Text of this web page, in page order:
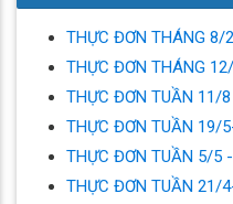
THỰC ĐƠN THÁNG 8/
THỰC ĐƠN THÁNG
THỰC ĐƠN TUẦN 11/
THỰC ĐƠN TUẦN 19/
THỰC ĐƠN TUẦN 5/5
THỰC ĐƠN TUẦN 21/